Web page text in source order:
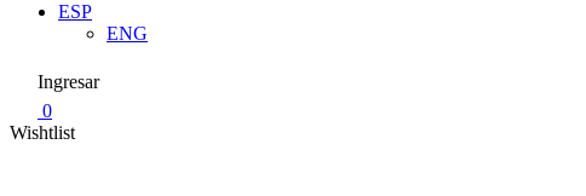
ESP
ENG
Ingresar
0
Wishtlist